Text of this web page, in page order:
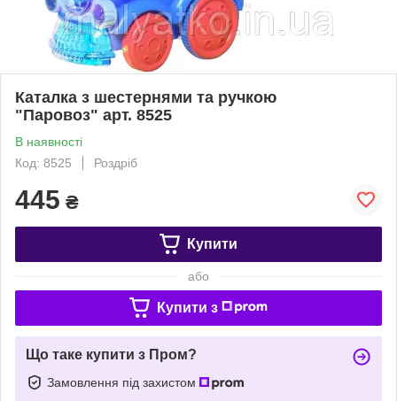
Каталка з шестернями та ручкою
"Паровоз" арт. 8525
В наявності
Код: 8525
Роздріб
445 ₴
Купити
або
Купити з
Що таке купити з Пром?
Замовлення під захистом